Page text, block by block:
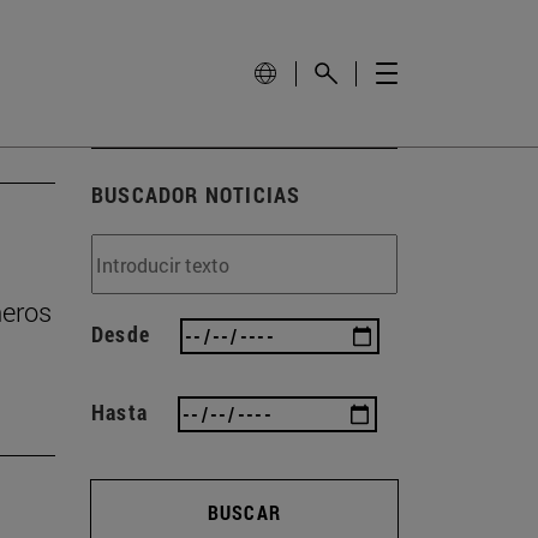
BUSCADOR NOTICIAS
Desde
Hasta
BUSCAR